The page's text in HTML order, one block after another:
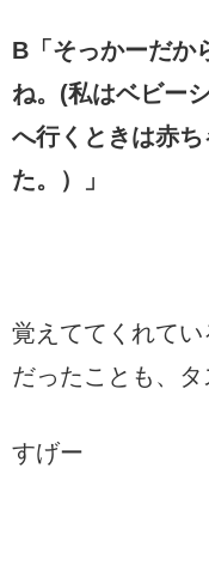
B「そっかーだか
ね。(私はベビー
へ行くときは赤
た。）」
覚えててくれて
だったことも、タ
すげー